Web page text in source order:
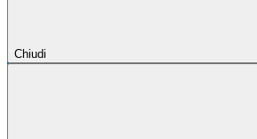
Chiudi